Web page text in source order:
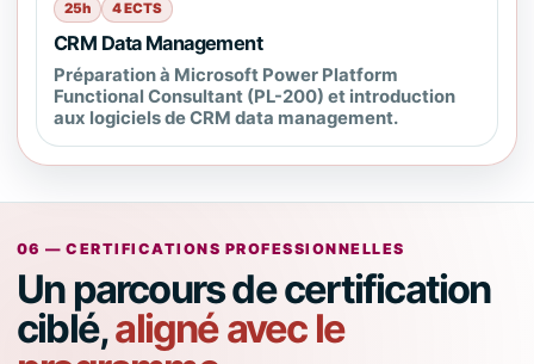
25h 4 ECTS
CRM Data Management
Préparation à Microsoft Power Platform
Functional Consultant (PL-200) et introduction
aux logiciels de CRM data management.
06 — CERTIFICATIONS PROFESSIONNELLES
Un parcours de certification
ciblé,aligné avec le